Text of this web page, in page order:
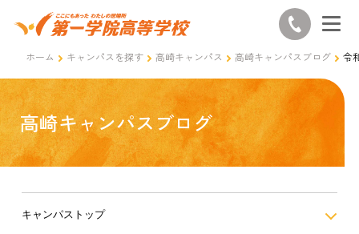
ホーム キャンパスを探す 高崎キャンパス 高崎キャンパスブログ 令
高崎キャンパスブログ
キャンパストップ